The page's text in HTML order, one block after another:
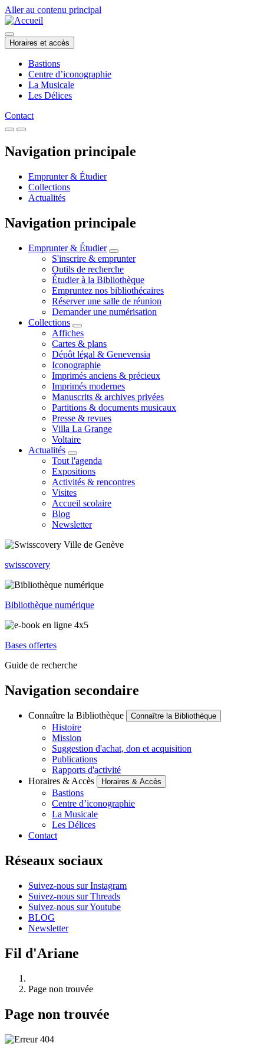
Aller au contenu principal
Horaires et accès
Bastions
Centre d’iconographie
La Musicale
Les Délices
Contact
Navigation principale
Emprunter & Étudier
Collections
Actualités
Navigation principale
Emprunter & Étudier
S'inscrire & emprunter
Outils de recherche
Étudier à la Bibliothèque
Empruntez nos bibliothécaires
Réserver une salle de réunion
Demander une numérisation
Collections
Affiches
Cartes & plans
Dépôt légal & Genevensia
Iconographie
Imprimés anciens & précieux
Imprimés modernes
Manuscrits & archives privées
Partitions & documents musicaux
Presse & revues
Villa La Grange
Voltaire
Actualités
Tout l'agenda
Expositions
Activités & rencontres
Visites
Accueil scolaire
Blog
Newsletter
swisscovery
Bibliothèque numérique
Bases offertes
Guide de recherche
Navigation secondaire
Connaître la Bibliothèque Connaître la Bibliothèque
Histoire
Mission
Suggestion d'achat, don et acquisition
Publications
Rapports d'activité
Horaires & Accès
Horaires & Accès
Bastions
Centre d’iconographie
La Musicale
Les Délices
Contact
Réseaux sociaux
Suivez-nous sur Instagram
Suivez-nous sur Threads
Suivez-nous sur Youtube
BLOG
Newsletter
Fil d'Ariane
Page non trouvée
Page non trouvée